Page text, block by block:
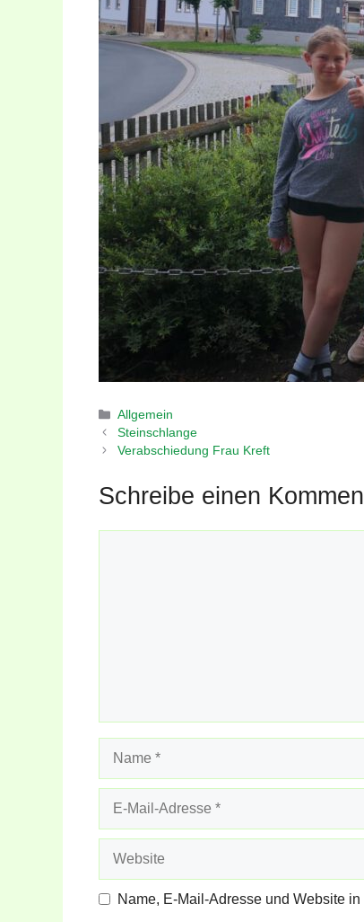
Kategorien
Allgemein
Steinschlange
Verabschiedung Frau Kreft
Schreibe einen
Adresse
Name, E-Mail-Adresse und Website